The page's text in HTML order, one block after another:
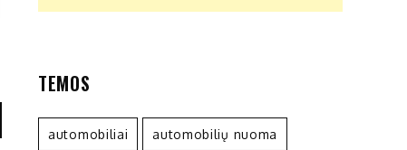
TEMOS
automobiliai automobilių nuoma